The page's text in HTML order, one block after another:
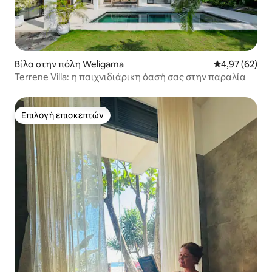
Βίλα στην πόλη Weligama Μέση
4,97 (62)
Terrene Villa: η παιχνιδιάρικη όασή σας στην παραλία
Επιλογή επισκεπτών
Επιλογή επισκεπτών